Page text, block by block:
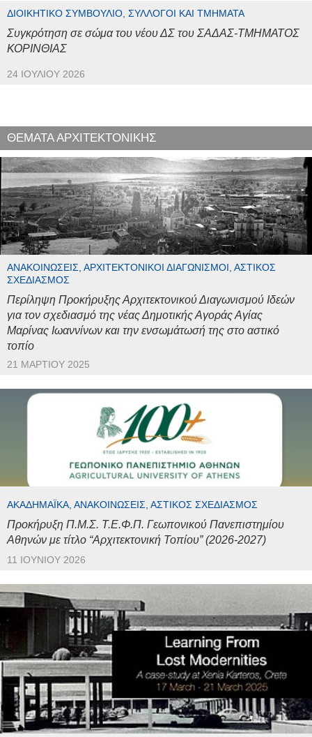
ΔΙΟΙΚΗΤΙΚΌ ΣΥΜΒΟΎΛΙΟ, ΣΎΛΛΟΓΟΙ ΚΑΙ ΤΜΉΜΑΤΑ
Συγκρότηση σε σώμα του νέου ΔΣ του ΣΑΔΑΣ-ΤΜΗΜΑΤΟΣ
ΚΟΡΙΝΘΙΑΣ
24 ΙΟΥΛΊΟΥ 2026
ΘΕΜΑΤΑ ΑΡΧΙΤΕΚΤΟΝΙΚΗΣ
ΑΝΑΚΟΙΝΏΣΕΙΣ, ΑΡΧΙΤΕΚΤΟΝΙΚΟΊ ΔΙΑΓΩΝΙΣΜΟΊ, ΑΣΤΙΚΌΣ
ΣΧΕΔΙΑΣΜΌΣ
Περίληψη Προκήρυξης Αρχιτεκτονικού Διαγωνισμού Ιδεών
για τον σχεδιασμό της νέας Δημοτικής Αγοράς Αγίας
Μαρίνας Ιωαννίνων και την ενσωμάτωσή της στο αστικό
τοπίο
21 ΜΑΡΤΊΟΥ 2025
ΑΚΑΔΗΜΑΪΚΆ, ΑΝΑΚΟΙΝΏΣΕΙΣ, ΑΣΤΙΚΌΣ ΣΧΕΔΙΑΣΜΌΣ
Προκήρυξη Π.Μ.Σ. Τ.Ε.Φ.Π. Γεωπονικού Πανεπιστημίου
Αθηνών με τίτλο “Αρχιτεκτονική Τοπίου” (2026-2027)
11 ΙΟΥΝΊΟΥ 2026